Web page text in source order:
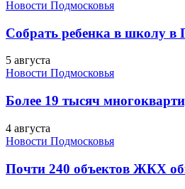
Новости Подмосковья
Собрать ребенка в школу в
5 августа
Новости Подмосковья
Более 19 тысяч
4 августа
Новости Подмосковья
Почти 240 объектов ЖКХ